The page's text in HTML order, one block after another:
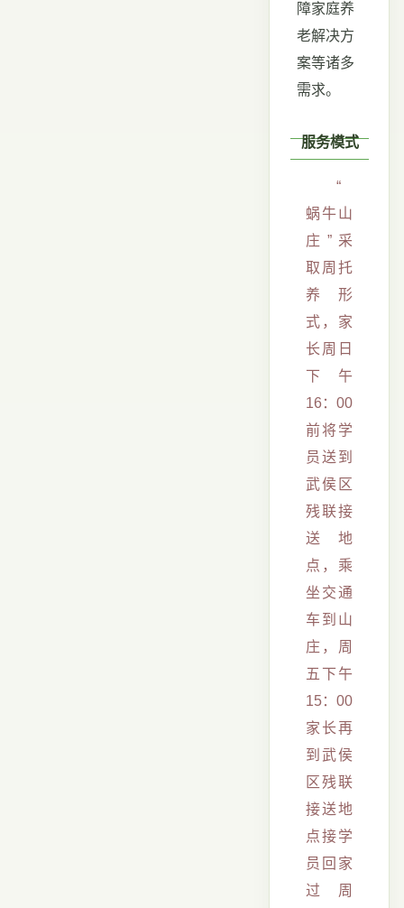
障家庭养
老解决方
案等诸多
需求。
服务模式
“
蜗牛山
庄”采
取周托
养形
式，家
长周日
下午
16：00
前将学
员送到
武侯区
残联接
送地
点，乘
坐交通
车到山
庄，周
五下午
15：00
家长再
到武侯
区残联
接送地
点接学
员回家
过周